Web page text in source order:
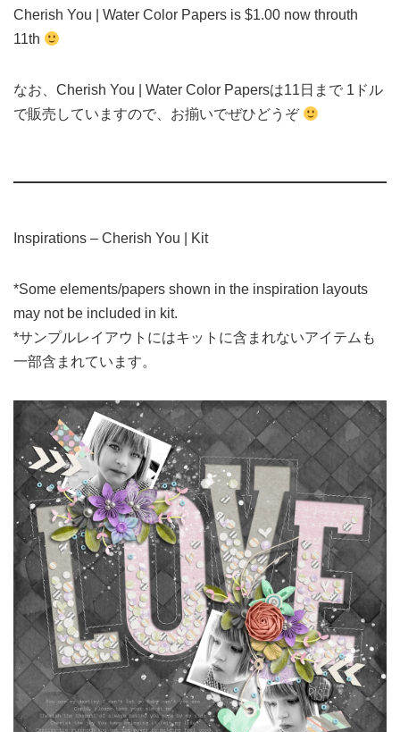
Cherish You | Water Color Papers is $1.00 now throuth
11th
なお、Cherish You | Water Color Papersは11日まで 1ドル
で販売していますので、お揃いでぜひどうぞ
Inspirations – Cherish You | Kit
*Some elements/papers shown in the inspiration layouts
may not be included in kit.
*サンプルレイアウトにはキットに含まれないアイテムも
一部含まれています。